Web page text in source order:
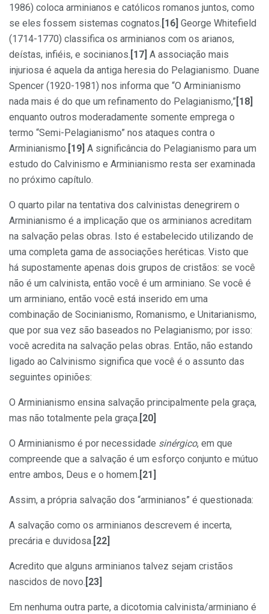
1986) coloca arminianos e católicos romanos juntos, como
se eles fossem sistemas cognatos. [16] George Whitefield
(1714-1770) classifica os arminianos com os arianos,
deístas, infiéis, e socinianos. [17] A associação mais
injuriosa é aquela da antiga heresia do Pelagianismo. Duane
Spencer (1920-1981) nos informa que “O Arminianismo
nada mais é do que um refinamento do Pelagianismo,” [18]
enquanto outros moderadamente somente emprega o
termo “Semi-Pelagianismo” nos ataques contra o
Arminianismo. [19] A significância do Pelagianismo para um
estudo do Calvinismo e Arminianismo resta ser examinada
no próximo capítulo.
O quarto pilar na tentativa dos calvinistas denegrirem o
Arminianismo é a implicação que os arminianos acreditam
na salvação pelas obras. Isto é estabelecido utilizando de
uma completa gama de associações heréticas. Visto que
há supostamente apenas dois grupos de cristãos: se você
não é um calvinista, então você é um arminiano. Se você é
um arminiano, então você está inserido em uma
combinação de Socinianismo, Romanismo, e Unitarianismo,
que por sua vez são baseados no Pelagianismo; por isso:
você acredita na salvação pelas obras. Então, não estando
ligado ao Calvinismo significa que você é o assunto das
seguintes opiniões:
O Arminianismo ensina salvação principalmente pela graça,
mas não totalmente pela graça. [20]
O Arminianismo é por necessidade sinérgico, em que
compreende que a salvação é um esforço conjunto e mútuo
entre ambos, Deus e o homem. [21]
Assim, a própria salvação dos “arminianos” é questionada:
A salvação como os arminianos descrevem é incerta,
precária e duvidosa. [22]
Acredito que alguns arminianos talvez sejam cristãos
nascidos de novo. [23]
Em nenhuma outra parte, a dicotomia calvinista/arminiano é